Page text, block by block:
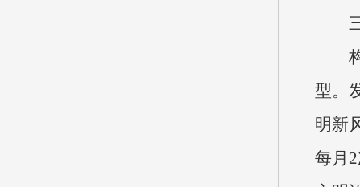
型。
明新
每月